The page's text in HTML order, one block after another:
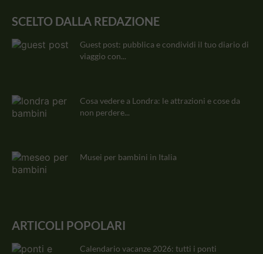
SCELTO DALLA REDAZIONE
Guest post: pubblica e condividi il tuo diario di
viaggio con...
Cosa vedere a Londra: le attrazioni e cose da
non perdere...
Musei per bambini in Italia
ARTICOLI POPOLARI
Calendario vacanze 2026: tutti i ponti